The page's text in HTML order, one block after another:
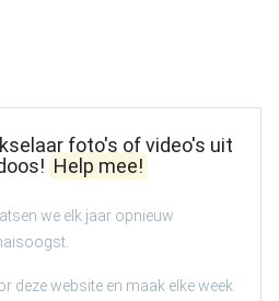
foto's of video's uit
Help mee!
we elk jaar opnieuw
deze website en maak elke week